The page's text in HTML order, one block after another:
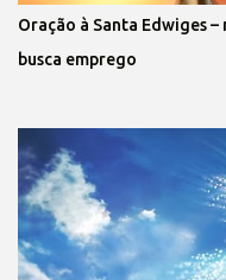
Oração à Santa Edwiges
busca emprego